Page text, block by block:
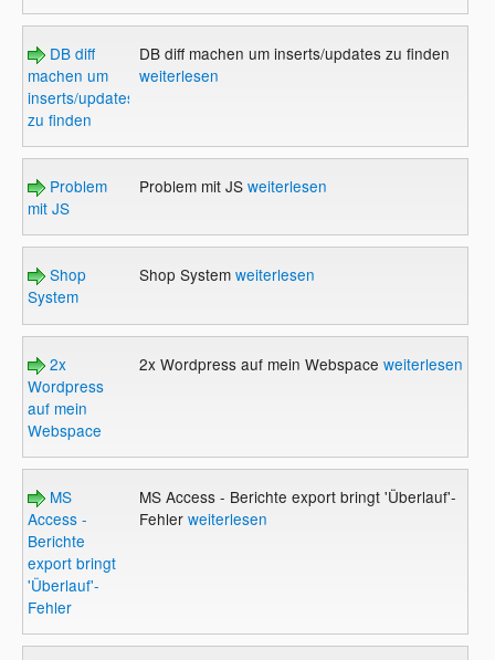
DB diff
machen um
inserts/updates
zu finden
DB diff machen um inserts/updates zu finden
weiterlesen
Problem
mit JS
Problem mit JS weiterlesen
Shop
System
Shop System weiterlesen
2x
Wordpress
auf mein
Webspace
2x Wordpress auf mein Webspace weiterlesen
MS
Access -
Berichte
export bringt
'Überlauf'-
Fehler
MS Access - Berichte export bringt 'Überlauf'-
Fehler weiterlesen